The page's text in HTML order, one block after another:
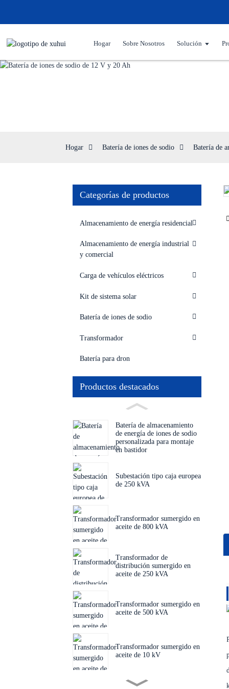
Hogar Sobre Nosotros Solución
Hogar Batería de iones de sodio Batería de
Categorías de productos
Almacenamiento de energía residencial
Almacenamiento de energía industrial
y comercial
Carga de vehículos eléctricos
Kit de sistema solar
Batería de iones de sodio
Transformador
Batería para dron
Productos destacados
Batería de almacenamiento
de energía de iones de sodio
personalizada para montaje
en bastidor
Subestación tipo caja europea
de 250 kVA
Transformador sumergido en
aceite de 800 kVA
Transformador de
distribución sumergido en
aceite de 250 kVA
Transformador sumergido en
aceite de 500 kVA
Transformador sumergido en
aceite de 10 kV
Loading...
Loading...